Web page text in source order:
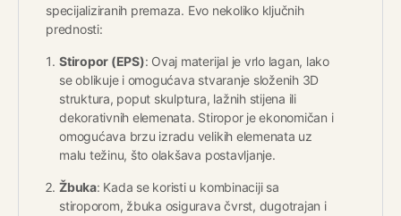
specijaliziranih premaza. Evo nekoliko ključnih
prednosti:
Stiropor (EPS): Ovaj materijal je vrlo lagan, lako
se oblikuje i omogućava stvaranje složenih 3D
struktura, poput skulptura, lažnih stijena ili
dekorativnih elemenata. Stiropor je ekonomičan i
omogućava brzu izradu velikih elemenata uz
malu težinu, što olakšava postavljanje.
Žbuka: Kada se koristi u kombinaciji sa
stiroporom, žbuka osigurava čvrst, dugotrajan i